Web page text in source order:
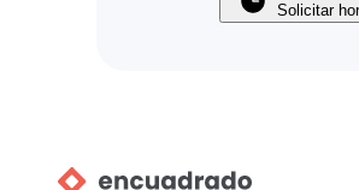
Solicitar